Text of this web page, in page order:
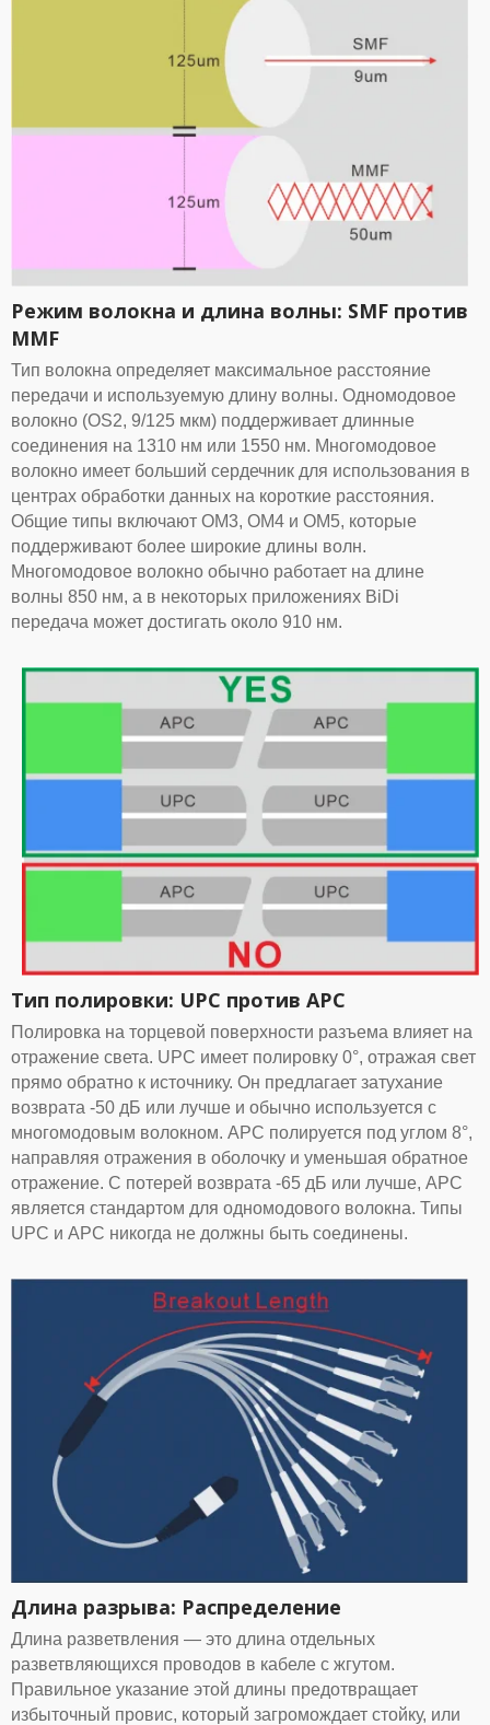
Режим волокна и длина волны: SMF против
MMF
Тип волокна определяет максимальное расстояние
передачи и используемую длину волны. Одномодовое
волокно (OS2, 9/125 мкм) поддерживает длинные
соединения на 1310 нм или 1550 нм. Многомодовое
волокно имеет больший сердечник для использования в
центрах обработки данных на короткие расстояния.
Общие типы включают OM3, OM4 и OM5, которые
поддерживают более широкие длины волн.
Многомодовое волокно обычно работает на длине
волны 850 нм, а в некоторых приложениях BiDi
передача может достигать около 910 нм.
Тип полировки: UPC против APC
Полировка на торцевой поверхности разъема влияет на
отражение света. UPC имеет полировку 0°, отражая свет
прямо обратно к источнику. Он предлагает затухание
возврата -50 дБ или лучше и обычно используется с
многомодовым волокном. APC полируется под углом 8°,
направляя отражения в оболочку и уменьшая обратное
отражение. С потерей возврата -65 дБ или лучше, APC
является стандартом для одномодового волокна. Типы
UPC и APC никогда не должны быть соединены.
Длина разрыва: Распределение
Длина разветвления — это длина отдельных
разветвляющихся проводов в кабеле с жгутом.
Правильное указание этой длины предотвращает
избыточный провис, который загромождает стойку, или